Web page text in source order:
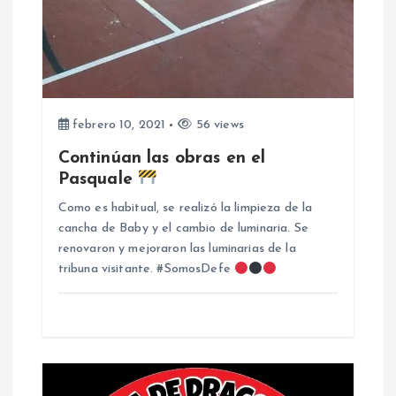
a
d
febrero 10, 2021 56 views
Continúan las obras en el
Pasquale
Como es habitual, se realizó la limpieza de la
cancha de Baby y el cambio de luminaria. Se
renovaron y mejoraron las luminarias de la
tribuna visitante. #SomosDefe